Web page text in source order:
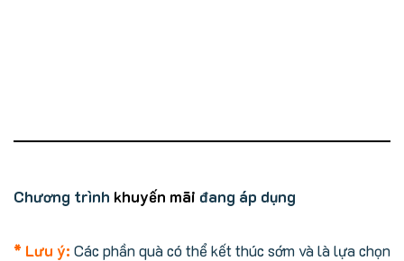
Chương trình khuyến mãi đang áp dụng
* Lưu ý: Các phần quà có thể kết thúc sớm và là lựa chọn